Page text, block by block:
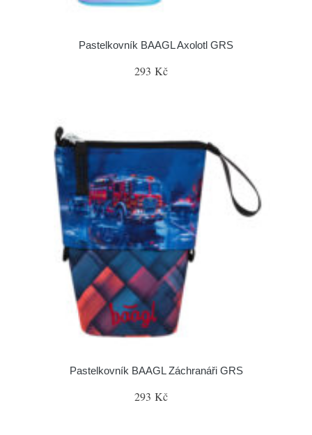
Pastelkovník BAAGL Axolotl GRS
293 Kč
Pastelkovník BAAGL Záchranáři GRS
293 Kč